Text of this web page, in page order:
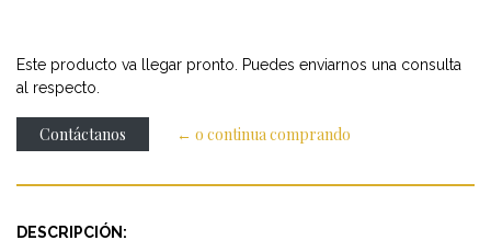
Este producto va llegar pronto. Puedes enviarnos una consulta
al respecto.
Contáctanos ← o continua comprando
DESCRIPCIÓN: